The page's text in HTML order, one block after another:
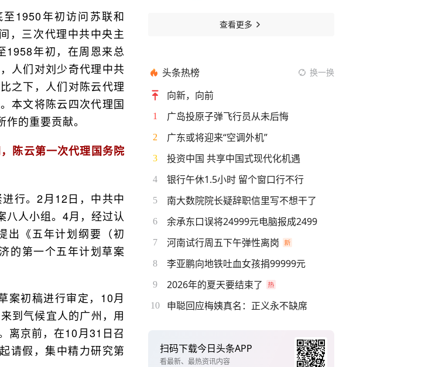
1950年初访问苏联和
，三次代理中共中央主
1958年初，在周恩来总
人们对刘少奇代理中共
之下，人们对陈云代理
本文将陈云四次代理国
的重要贡献。
陈云第一次代理国务院
行。2月12日，中共中
八人小组。4月，经过认
出《五年计划纲要（初
的第一个五年计划草案
案初稿进行审定，10月
到气候宜人的广州，用
离京前，在10月31日召
请假，集中精力研究第
查看更多
头条热榜 换一换
向新，向前
1 广岛投原子弹飞行员从未后悔
2 广东或将迎来“空调外机”
3 投资中国 共享中国式现代化机遇
4 银行午休1.5小时 留个窗口行不行
5 南大数院院长疑辞职信里写不想干了
6 余承东口误将24999元电脑报成2499
7 河南试行周五下午弹性离岗
8 李亚鹏向地铁吐血女孩捐99999元
9 2026年的夏天要结束了
10 申聪回应梅姨真名：正义永不缺席
扫码下载今日头条APP
看最新、最热资讯内容